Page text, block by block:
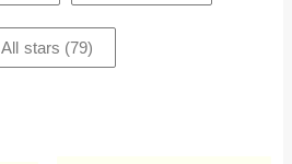
All stars (79)